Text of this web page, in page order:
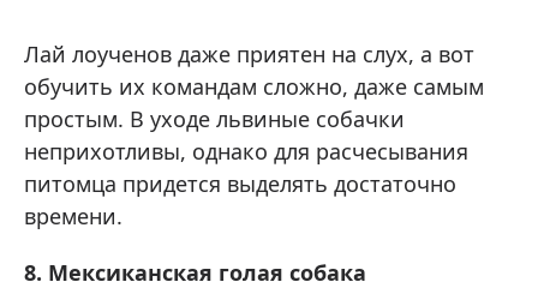
Лай лоученов даже приятен на слух, а вот
обучить их командам сложно, даже самым
простым. В уходе львиные собачки
неприхотливы, однако для расчесывания
питомца придется выделять достаточно
времени.
8. Мексиканская голая собака